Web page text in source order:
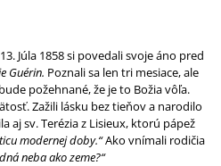
Júla 1858 si povedali svoje áno pred
Guérin. Poznali sa len tri mesiace, ale
požehnané, že je to Božia vôľa.
Zažili lásku bez tieňov a narodilo
aj sv. Terézia z Lisieux, ktorú pápež
modernej doby.“Ako vnímali rodičia
neba ako zeme?“